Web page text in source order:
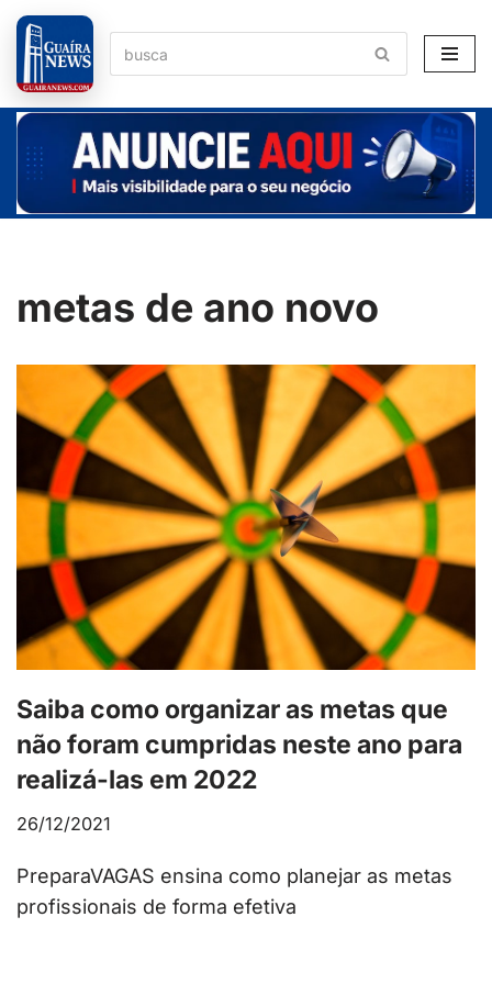
Pular
para
o
conteúdo
metas de ano novo
Saiba como organizar as metas que
não foram cumpridas neste ano para
realizá-las em 2022
26/12/2021
PreparaVAGAS ensina como planejar as metas
profissionais de forma efetiva